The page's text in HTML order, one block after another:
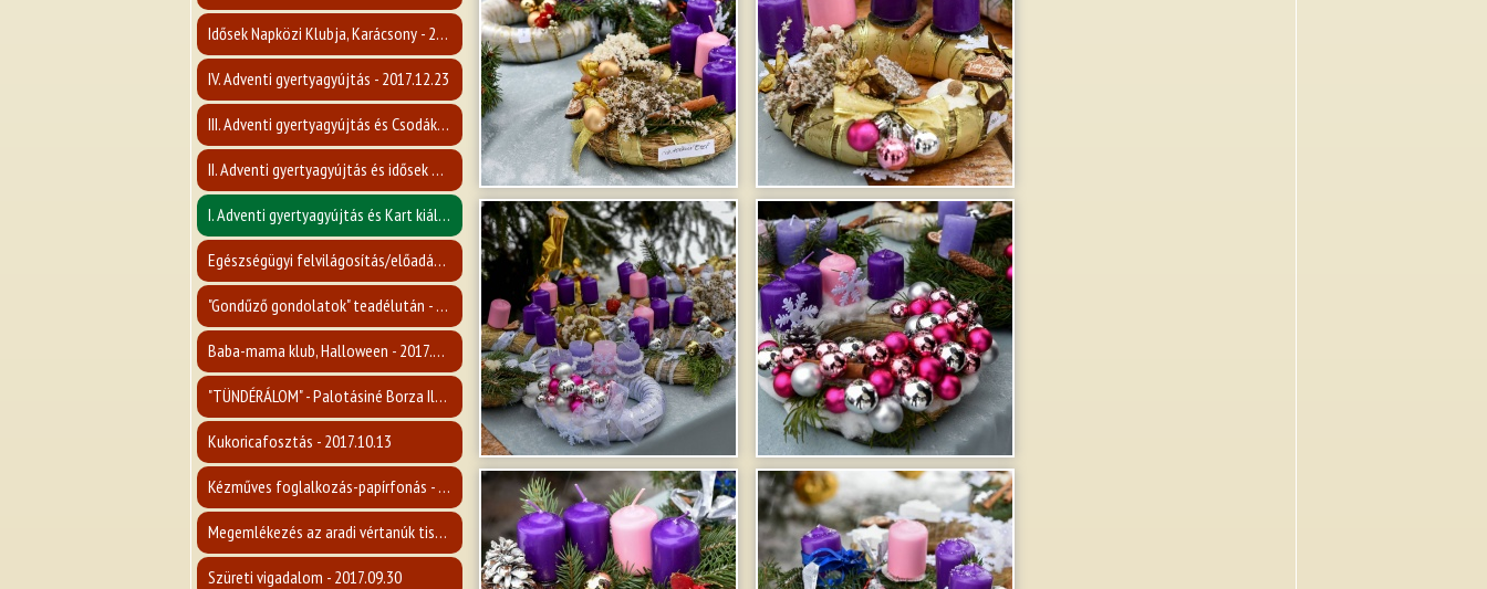
Idősek Napközi Klubja, Karácsony - 2017. december
IV. Adventi gyertyagyújtás - 2017.12.23
III. Adventi gyertyagyújtás és Csodák Nógrád Megyében c. előadás- 2017.12.17
II. Adventi gyertyagyújtás és idősek napja - 2017.12.10
I. Adventi gyertyagyújtás és Kart kiállítás megnyitója - 2017.12.03
Egészségügyi felvilágosítás/előadás a mellrákról - 2017.11.15.
"Gondűző gondolatok" teadélután - 2017.11.09.
Baba-mama klub, Halloween - 2017.10.31.
"TÜNDÉRÁLOM" - Palotásiné Borza Ilona kiállítása - 2017.10.26.
Kukoricafosztás - 2017.10.13
Kézműves foglalkozás-papírfonás - 2017.10.08.
Megemlékezés az aradi vértanúk tiszteletére - 2017.10.06
Szüreti vigadalom - 2017.09.30